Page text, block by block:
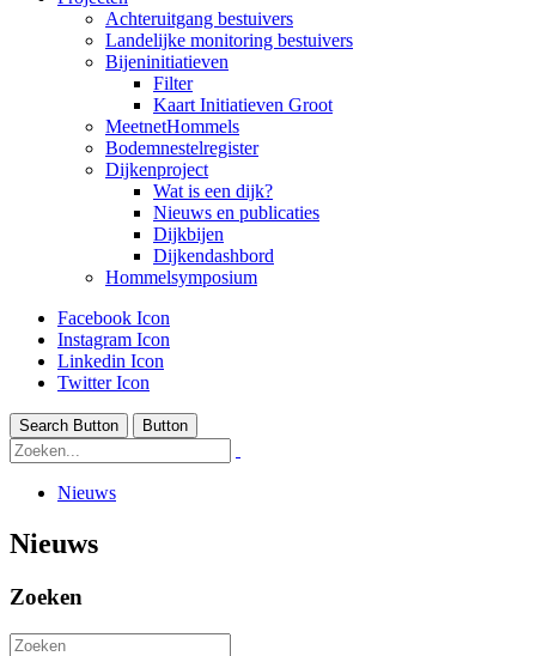
Achteruitgang bestuivers
Landelijke monitoring bestuivers
Bijeninitiatieven
Filter
Kaart Initiatieven Groot
MeetnetHommels
Bodemnestelregister
Dijkenproject
Wat is een dijk?
Nieuws en publicaties
Dijkbijen
Dijkendashbord
Hommelsymposium
Facebook Icon
Instagram Icon
Linkedin Icon
Twitter Icon
Search Button Button
Nieuws
Nieuws
Zoeken